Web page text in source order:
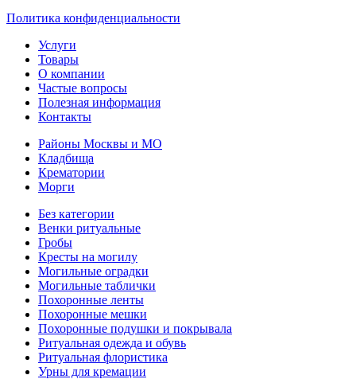
Политика конфиденциальности
Услуги
Товары
О компании
Частые вопросы
Полезная информация
Контакты
Районы Москвы и МО
Кладбища
Крематории
Морги
Без категории
Венки ритуальные
Гробы
Кресты на могилу
Могильные оградки
Могильные таблички
Похоронные ленты
Похоронные мешки
Похоронные подушки и покрывала
Ритуальная одежда и обувь
Ритуальная флористика
Урны для кремации